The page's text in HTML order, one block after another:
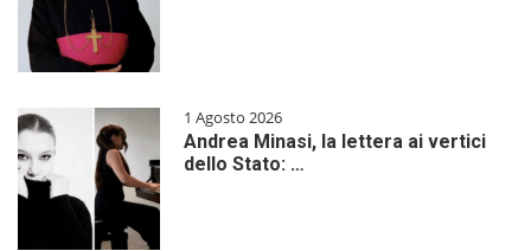
1 Agosto 2026
Andrea Minasi, la lettera ai vertici
dello Stato: …